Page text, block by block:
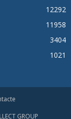
12292
11958
3404
1021
GROUP